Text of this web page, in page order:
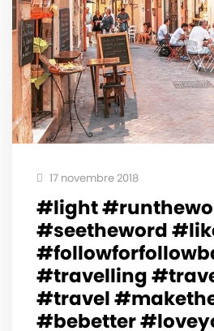
17 novembre 2018
#light
#seetheword
#travelling
#travel
#bebetter